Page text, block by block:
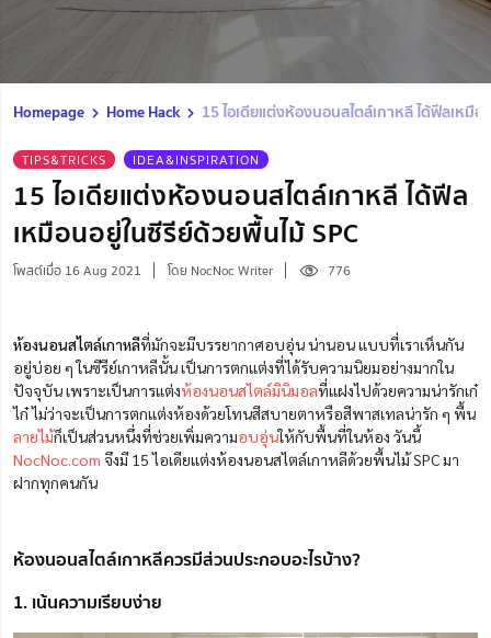
Homepage Home Hack 15 ไอเดียแต่งห้องนอนสไตล์เกาหลี ได้ฟีลเหมือ
TIPS&TRICKS IDEA&INSPIRATION
15 ไอเดียแต่งห้องนอนสไตล์เกาหลี ได้ฟีล
เหมือนอยู่ในซีรีย์ด้วยพื้นไม้ SPC
โพสต์เมื่อ 16 Aug 2021 โดย NocNoc Writer 776
ห้องนอนสไตล์เกาหลีที่มักจะมีบรรยากาศอบอุ่น น่านอน แบบที่เราเห็นกัน
อยู่บ่อย ๆ ในซีรีย์เกาหลีนั้น เป็นการตกแต่งที่ได้รับความนิยมอย่างมากใน
ปัจจุบัน เพราะเป็นการแต่งห้องนอนสไตล์มินิมอลที่แฝงไปด้วยความน่ารักเก๋
ไก๋ ไม่ว่าจะเป็นการตกแต่งห้องด้วยโทนสีสบายตาหรือสีพาสเทลน่ารัก ๆ พื้น
ลายไม้ก็เป็นส่วนหนึ่งที่ช่วยเพิ่มความอบอุ่นให้กับพื้นที่ในห้อง วันนี้
NocNoc.com จึงมี 15 ไอเดียแต่งห้องนอนสไตล์เกาหลีด้วยพื้นไม้ SPC มา
ฝากทุกคนกัน
ห้องนอนสไตล์เกาหลีควรมีส่วนประกอบอะไรบ้าง?
1. เน้นความเรียบง่าย